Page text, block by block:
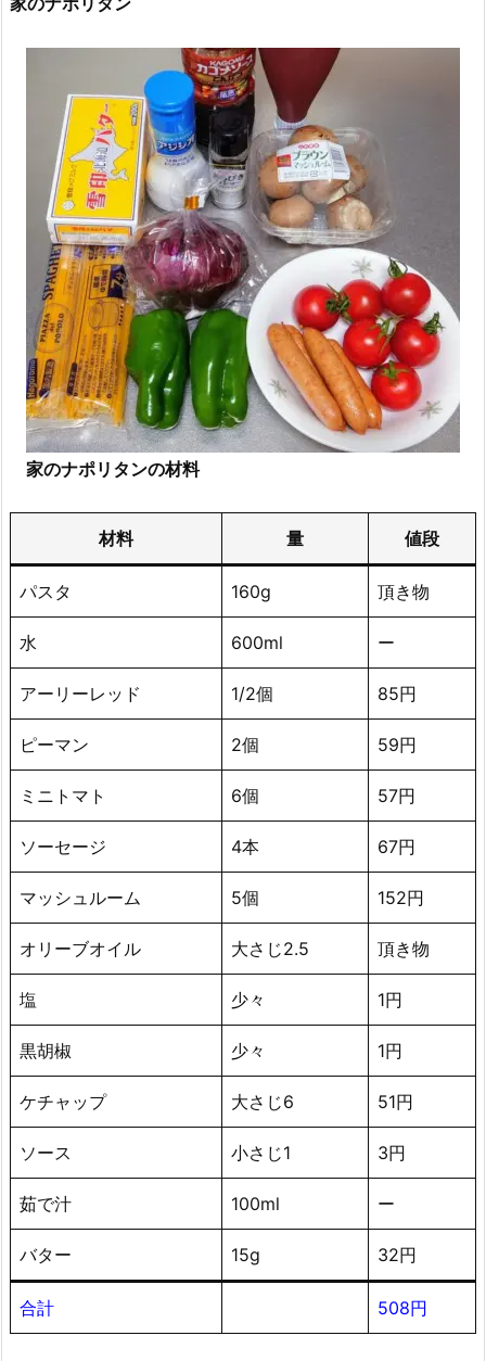
家のナポリタンの材料
材料 量 値段
パスタ 160g 頂き物
水 600ml ー
アーリーレッド 1/2個 85円
ピーマン 2個 59円
ミニトマト 6個 57円
ソーセージ 4本 67円
マッシュルーム 5個 152円
オリーブオイル 大さじ2.5 頂き物
塩 少々 1円
黒胡椒 少々 1円
ケチャップ 大さじ6 51円
ソース 小さじ1 3円
茹で汁 100ml ー
バター 15g 32円
合計 508円